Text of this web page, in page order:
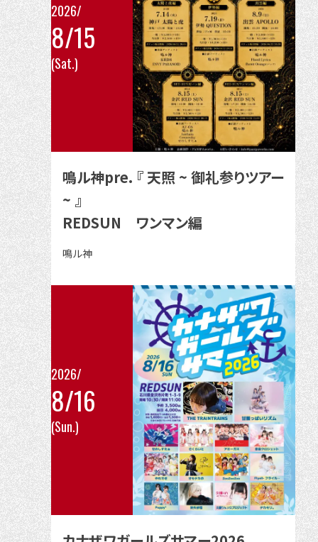
2026/
8/15
(Sat.)
鳴ル神pre. 『 天照 ~ 御礼参りツアー
~ 』
REDSUN ワンマン編
出
者
鳴ル神
こ
の
詳
細
を
2026/
8/16
(Sun.)
こ
の